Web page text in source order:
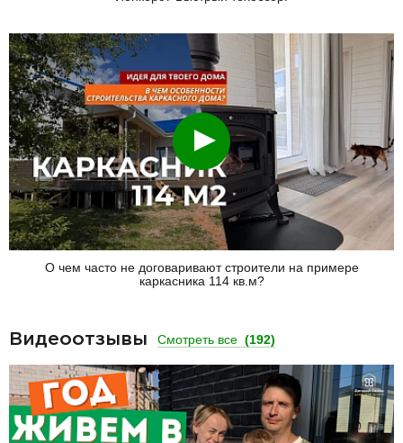
Смотреть
О чем часто не договаривают строители на примере
каркасника 114 кв.м?
Видеоотзывы Смотреть все (192)